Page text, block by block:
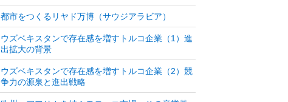
都市をつくるリヤド万博（サウジアラビア）
ウズベキスタンで存在感を増すトルコ企業（1）進
出拡大の背景
ウズベキスタンで存在感を増すトルコ企業（2）競
争力の源泉と進出戦略